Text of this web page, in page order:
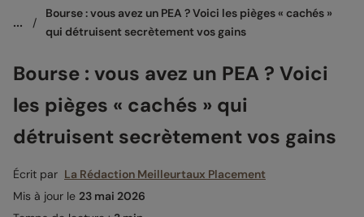
... /
Bourse : vous avez un PEA ? Voici les pièges « cachés »
qui détruisent secrètement vos gains
Bourse : vous avez un PEA ? Voici
les pièges « cachés » qui
détruisent secrètement vos gains
Écrit par La Rédaction Meilleurtaux Placement
Mis à jour le 23 mai 2026